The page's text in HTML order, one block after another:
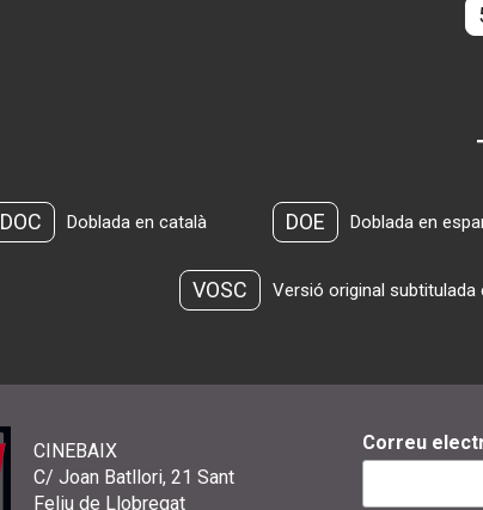
DOC Doblada en català DOE Doblada en
VOSC Versió original subtitulada
CINEBAIX
C/ Joan Batllori, 21 Sant
Feliu de Llobregat
Correu